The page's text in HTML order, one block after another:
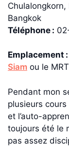
Bangkok
Téléphone :
Emplacement :
Siam ou le
Pendant mon
plusieurs
et l’auto-
toujours été le
pas assez